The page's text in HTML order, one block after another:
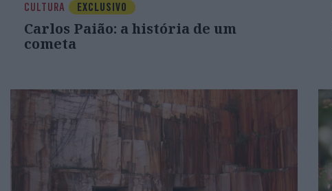
CULTURA EXCLUSIVO
Carlos Paião: a história de um
cometa